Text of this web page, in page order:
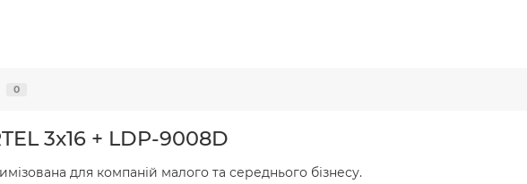
0
3x16 + LDP-9008D
для компаній малого та середнього бізнесу.